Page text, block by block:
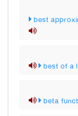
best
best of a
beta